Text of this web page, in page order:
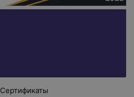
Сертификаты